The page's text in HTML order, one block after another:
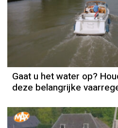
Gaat u het water op?
deze belangrijke